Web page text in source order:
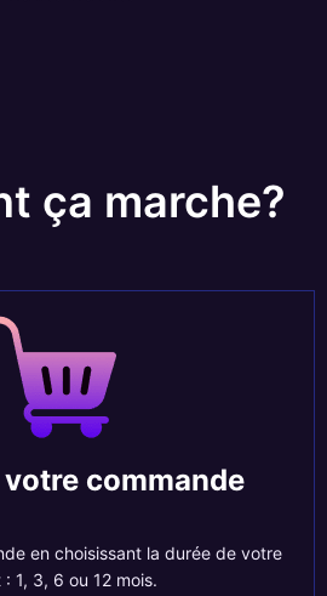
ça marche?
votre commande
en choisissant la durée de votre
1, 3, 6 ou 12 mois.